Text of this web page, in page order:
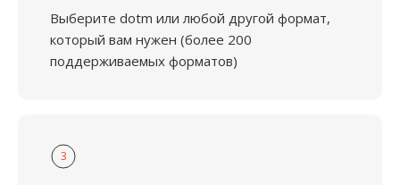
Выберите dotm или любой другой формат,
который вам нужен (более 200
поддерживаемых форматов)
3